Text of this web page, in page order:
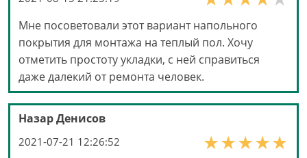
Мне посоветовали этот вариант напольного
покрытия для монтажа на теплый пол. Хочу
отметить простоту укладки, с ней справиться
даже далекий от ремонта человек.
Назар Денисов
2021-07-21 12:26:52